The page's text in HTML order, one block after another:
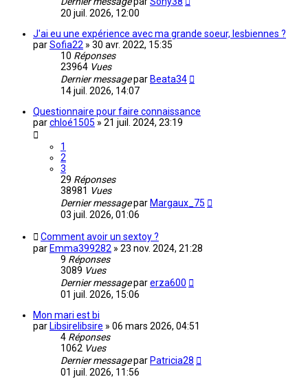
20 juil. 2026, 12:00
J'ai eu une expérience avec ma grande soeur, lesbiennes ?
parSofia22 » 30 avr. 2022, 15:35
10 Réponses
23964 Vues
Dernier messagepar Beata34
14 juil. 2026, 14:07
Questionnaire pour faire connaissance
parchloé1505 » 21 juil. 2024, 23:19
1
2
3
29 Réponses
38981 Vues
Dernier messagepar Margaux_75
03 juil. 2026, 01:06
Comment avoir un sextoy ?
par Emma399282 » 23 nov. 2024, 21:28
9 Réponses
3089 Vues
Dernier messageparerza600
01 juil. 2026, 15:06
Mon mari est bi
par Libsirelibsire » 06 mars 2026, 04:51
4 Réponses
1062 Vues
Dernier messagepar Patricia28
01 juil. 2026, 11:56